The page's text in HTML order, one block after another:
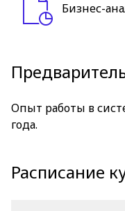
Бизнес-
Опыт работы в
года.
Расписание